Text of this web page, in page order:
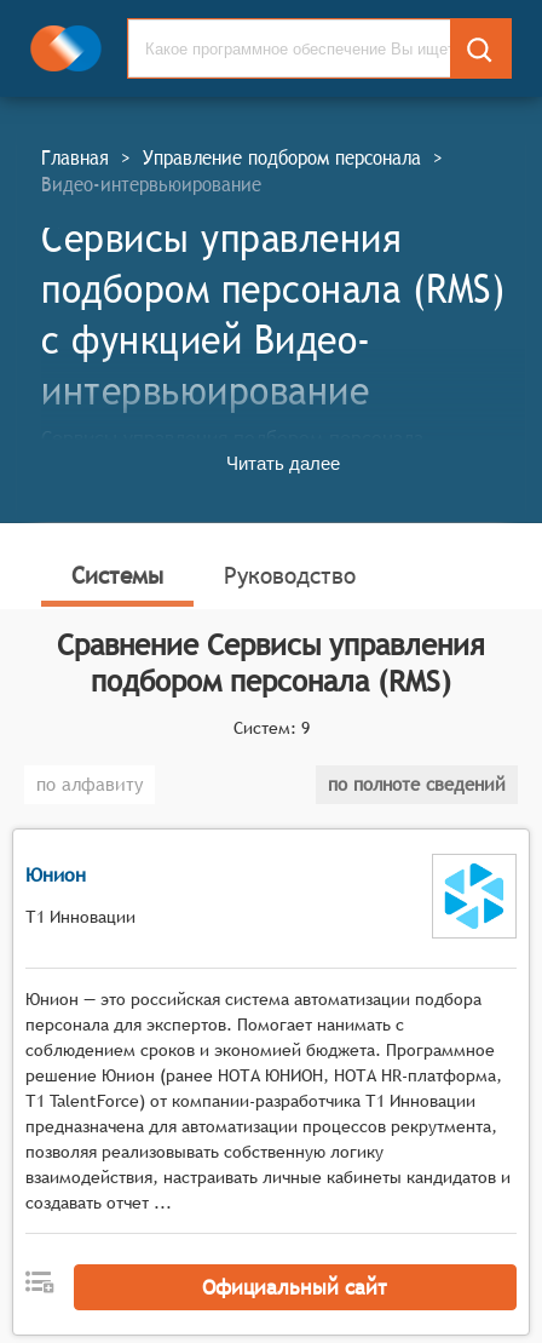
Главная > Управление подбором персонала >
Видео-интервьюирование
Сервисы управления
подбором персонала (RMS)
c функцией Видео-
интервьюирование
используются командами управления
рекрутинга: размещения вакансий, а также
Классификатор программных продуктов Соваре
для систем. Чтобы претендовать на включение в
категорию Сервисов управления подбором
кандидатах из различных источников.
таланты и навыки кандидатов с квалификацией
Собирать и отслеживать информацию о
кандидатах, выполнять предварительный отбор
и оценку кандидатов.
Управлять взаимоотношениями с кандидатами и
вести информацию о взаимодействии.
Читать далее
Системы Руководство
Сравнение Сервисы управления
подбором персонала (RMS)
Систем: 9
по алфавиту по полноте сведений
Юнион
Т1 Инновации
Юнион — это российская система автоматизации подбора
персонала для экспертов. Помогает нанимать с
соблюдением сроков и экономией бюджета. Программное
решение Юнион (ранее НОТА ЮНИОН, НОТА HR-платформа,
Т1 TalentForce) от компании-разработчика Т1 Инновации
предназначена для автоматизации процессов рекрутмента,
позволяя реализовывать собственную логику
взаимодействия, настраивать личные кабинеты кандидатов и
создавать отчет ...
Официальный сайт